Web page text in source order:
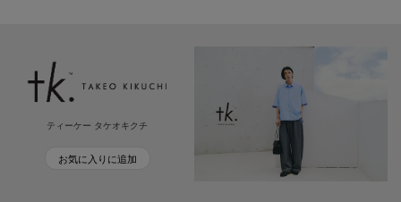
ティーケー タケオキクチ
お気に入りに追加